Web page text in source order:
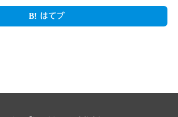
はてブ